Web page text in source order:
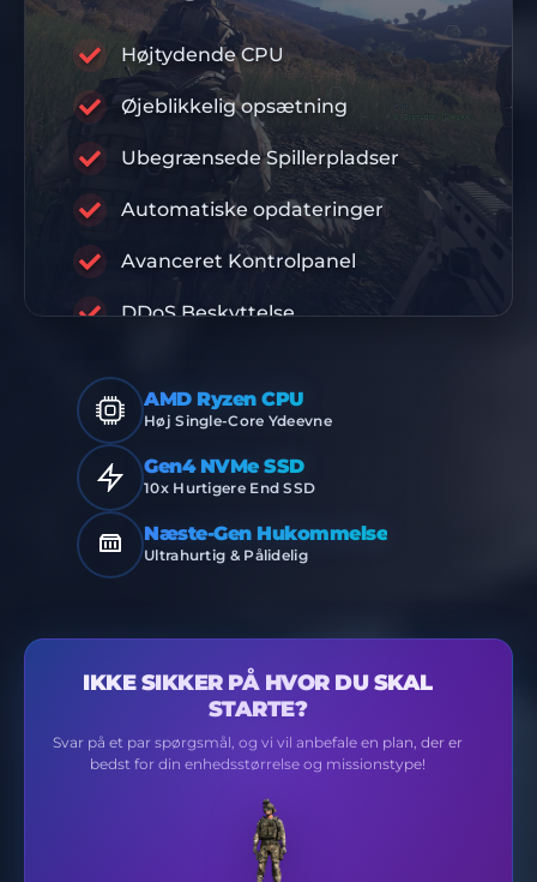
Højtydende CPU
Øjeblikkelig opsætning
Ubegrænsede Spillerpladser
Automatiske opdateringer
Avanceret Kontrolpanel
DDoS Beskyttelse
10% RABATKODE
DIS10
RABISU
PREMIUM INFRASTRUKTUR
AMD Ryzen CPU
Høj Single-Core Ydeevne
Gen4 NVMe SSD
10x Hurtigere End SSD
Næste-Gen Hukommelse
Ultrahurtig & Pålidelig
IKKE SIKKER PÅ HVOR DU SKAL
STARTE?
Svar på et par spørgsmål, og vi vil anbefale en plan, der er
bedst for din enhedsstørrelse og missionstype!